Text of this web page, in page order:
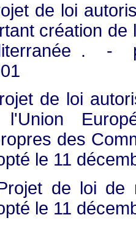
de loi
création
. -
de loi
des
le 11
de loi de
le 11